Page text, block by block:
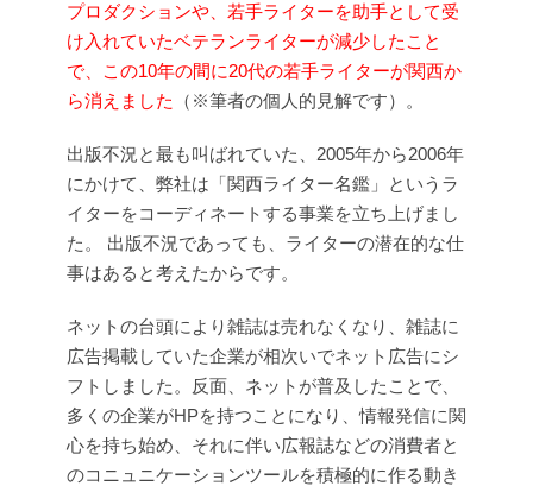
プロダクションや、若手ライターを助手として受
け入れていたベテランライターが減少したこと
で、この10年の間に20代の若手ライターが関西か
ら消えました
（※筆者の個人的見解です）。
出版不況と最も叫ばれていた、2005年から2006年
にかけて、弊社は「関西ライター名鑑」というラ
イターをコーディネートする事業を立ち上げまし
た。
出版不況であっても、ライターの潜在的な仕
事はあると考えたからです。
ネットの台頭により雑誌は売れなくなり、雑誌に
広告掲載していた企業が相次いでネット広告にシ
フトしました。反面、ネットが普及したことで、
多くの企業がHPを持つことになり、情報発信に関
心を持ち始め、それに伴い広報誌などの消費者と
のコニュニケーションツールを積極的に作る動き